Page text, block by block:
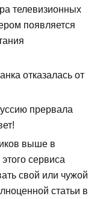
телевизионных
появляется
отказалась от
прервала
выше в
сервиса
свой или чужой
статьи в